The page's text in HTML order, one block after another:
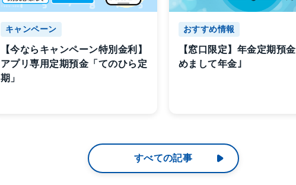
キャンペーン
【今ならキャンペーン特別金利】
アプリ専用定期預金「てのひら定
期」
おすすめ情報
【窓口限定】年金定期預
めまして年金｣
すべての記事